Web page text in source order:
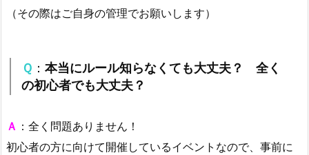
（その際はご自身の管理でお願いします）
Ｑ ： 本当にルール知らなくても大丈夫？ 全く
の初心者でも大丈夫？
Ａ ：全く問題ありません！
初心者の方に向けて開催しているイベントなので、事前に